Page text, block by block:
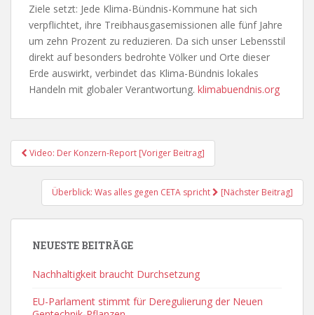
Ziele setzt: Jede Klima-Bündnis-Kommune hat sich
verpflichtet, ihre Treibhausgasemissionen alle fünf Jahre
um zehn Prozent zu reduzieren. Da sich unser Lebensstil
direkt auf besonders bedrohte Völker und Orte dieser
Erde auswirkt, verbindet das Klima-Bündnis lokales
Handeln mit globaler Verantwortung. klimabuendnis.org
Post
Navigation
Video: Der Konzern-Report [Voriger Beitrag]
Überblick: Was alles gegen CETA spricht [Nächster Beitrag]
NEUESTE BEITRÄGE
Nachhaltigkeit braucht Durchsetzung
EU-Parlament stimmt für Deregulierung der Neuen